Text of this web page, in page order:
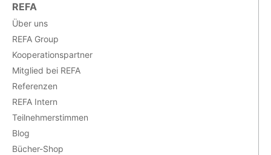
REFA
Über uns
REFA Group
Kooperationspartner
Mitglied bei REFA
Referenzen
REFA Intern
Teilnehmerstimmen
Blog
Bücher-Shop